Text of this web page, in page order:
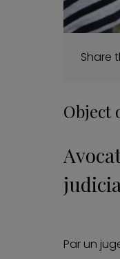
Share
Object
Par un